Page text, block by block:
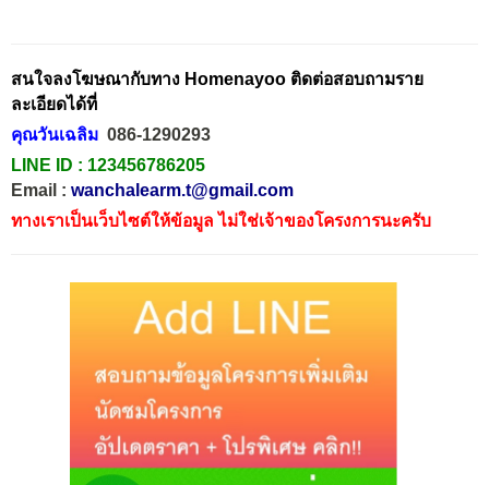
สนใจลงโฆษณากับทาง Homenayoo ติดต่อสอบถามราย
ละเอียดได้ที่
คุณวันเฉลิม 086-1290293
LINE ID : 123456786205
Email : wanchalearm.t@gmail.com
ทางเราเป็นเว็บไซต์ให้ข้อมูล ไม่ใช่เจ้าของโครงการนะครับ